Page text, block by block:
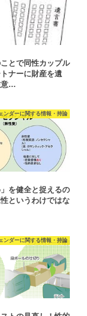
とで同性カップル
ナーに財産を遺
意…
ンダーに関する情報・持論
」を健全と捉えるの
というわけではな
ンダーに関する情報・持論